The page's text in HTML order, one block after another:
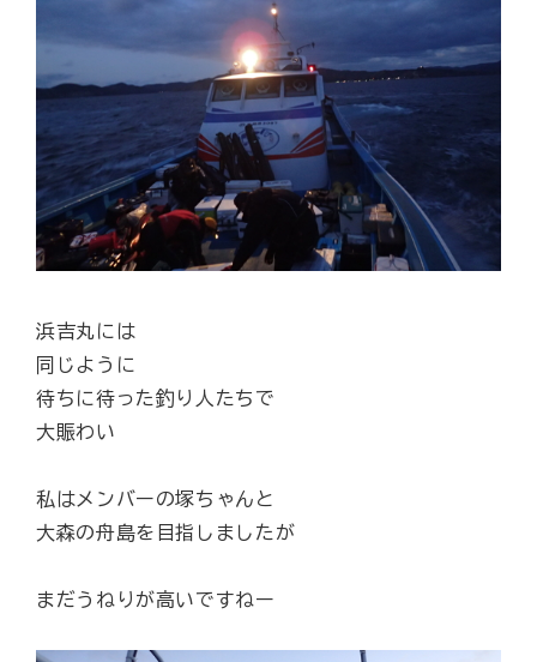
浜吉丸には
同じように
待ちに待った釣り人たちで
大賑わい
私はメンバーの塚ちゃんと
大森の舟島を目指しましたが
まだうねりが高いですねー